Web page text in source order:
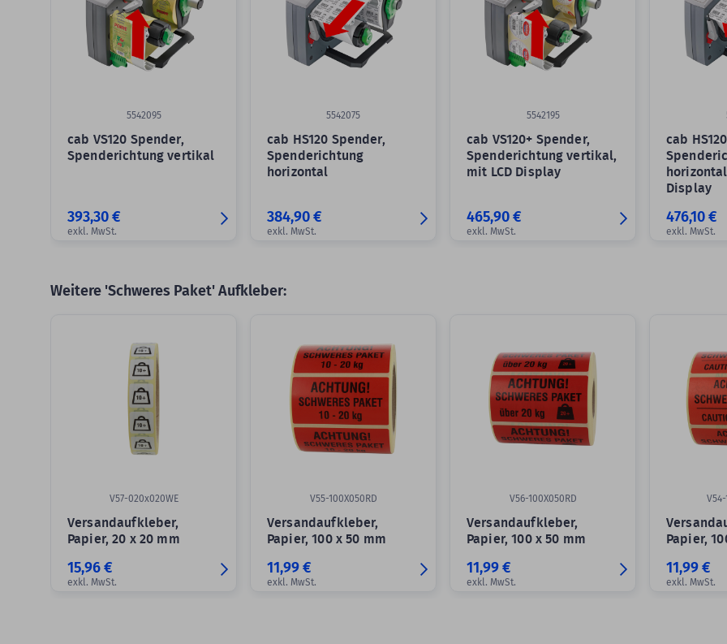
cab VS120 Spender,
Spenderichtung vertikal
5542095
393,30 €
exkl. MwSt.
cab HS120 Spender,
Spenderichtung
horizontal
5542075
384,90 €
exkl. MwSt.
cab VS120+ Spender,
Spenderichtung vertikal,
mit LCD Display
5542195
465,90 €
exkl. MwSt.
cab
Display
476,10 €
exkl. MwSt.
Weitere 'Schweres Paket' Aufkleber:
Versandaufkleber,
Papier, 20 x 20 mm
V57-020x020WE
15,96 €
exkl. MwSt.
Versandaufkleber,
Papier, 100 x 50 mm
V55-100X050RD
11,99 €
exkl. MwSt.
Versandaufkleber,
Papier, 100 x 50 mm
V56-100X050RD
11,99 €
exkl. MwSt.
Papier,
11,99 €
exkl. MwSt.